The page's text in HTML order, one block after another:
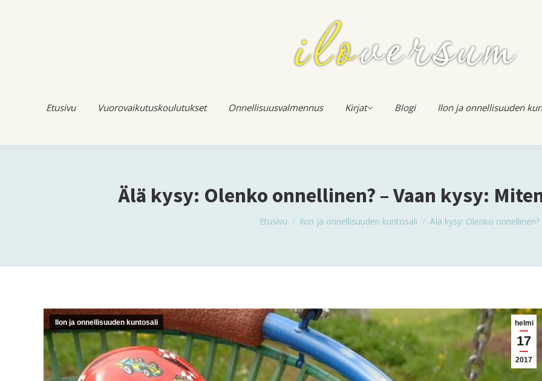
Etusivu Vuorovaikutuskoulutukset Onnellisuusvalmennus Kirjat Blogi Ilon ja onnellisuuden
Älä kysy: Olenko onnellinen? – Vaan kysy:
You are here:
Etusivu Ilon ja onnellisuuden kuntosali Älä kysy: Olenko
helmi
17
2017
Ilon ja onnellisuuden kuntosali